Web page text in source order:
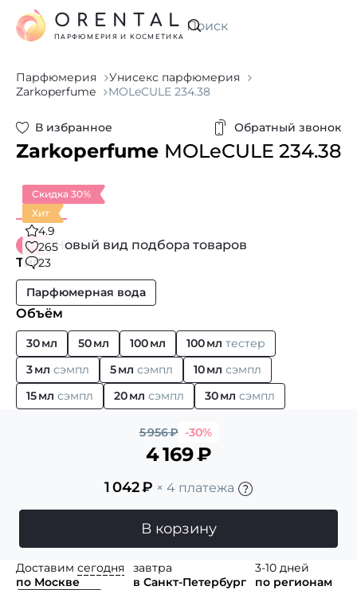
Искать
ORENTAL
ПАРФЮМЕРИЯ И КОСМЕТИКА
Парфюмерия
Унисекс парфюмерия
Zarkoperfume
MOLeCULE 234.38
В избранное Обратный звонок
Zarkoperfume MOLeCULE 234.38
Скидка 30%
Хит
4.9
265
23
Новый вид подбора товаров
Тип
Парфюмерная вода
Объём
30 мл 50 мл 100 мл 100 мл тестер
3 мл сэмпл 5 мл сэмпл 10 мл сэмпл
15 мл сэмпл 20 мл сэмпл 30 мл сэмпл
5 956₽ -30%
4 169₽
1 042₽ × 4 платежа
В корзину
Доставим сегодня
по Москве
завтра
в Санкт-Петербург
3-10 дней
по регионам